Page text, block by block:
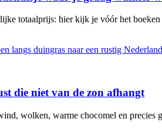
totaalprijs: hier kijk je vóór het boeken
die niet van de zon afhangt
wolken, warme chocomel en precies